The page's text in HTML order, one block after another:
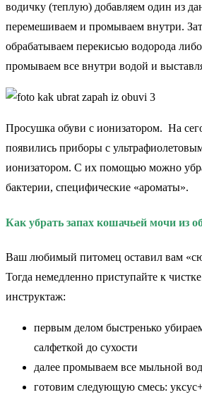
водичку (теплую) добавляем один из
перемешиваем и промываем внутри.
обрабатываем перекисью водорода
промываем все внутри водой и
Просушка обуви с ионизатором. На
появились приборы с
ионизатором. С их помощью можно
бактерии, специфические «ароматы».
Как убрать запах кошачьей мочи из
Ваш любимый питомец оставил вам
Тогда немедленно приступайте к
инструктаж:
первым делом быстренько
салфеткой до сухости
далее промываем все мыльной
готовим следующую смесь: